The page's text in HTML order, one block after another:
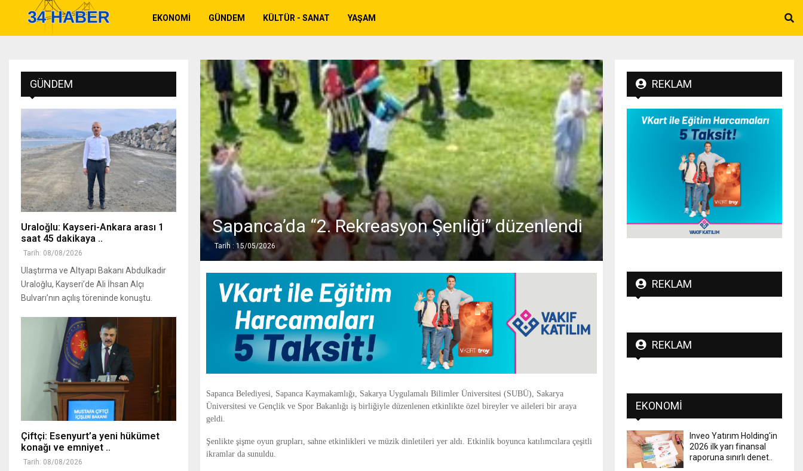
EKONOMI GÜNDEM KÜLTÜR - SANAT YAŞAM
Sapanca’da “2. Rekreasyon Şenliği” düzenlendi
Tarih : 15/05/2026
Sapanca Belediyesi, Sapanca Kaymakamlığı, Sakarya Uygulamalı Bilimler Üniversitesi (SUBÜ), Sakarya
Üniversitesi ve Gençlik ve Spor Bakanlığı iş birliğiyle düzenlenen etkinlikte özel bireyler ve aileleri bir araya
geldi.
Şenlikte şişme oyun grupları, sahne etkinlikleri ve müzik dinletileri yer aldı. Etkinlik boyunca katılımcılara çeşitli
ikramlar da sunuldu.
GÜNDEM
Uraloğlu: Kayseri-Ankara arası 1
saat 45 dakikaya ..
Tarih: 08/08/2026
Ulaştırma ve Altyapı Bakanı Abdulkadir
Uraloğlu, Kayseri’de Ali İhsan Alçı
Bulvarı’nın açılış töreninde konuştu.
Çiftçi: Esenyurt’a yeni hükümet
konağı ve emniyet ..
Tarih: 08/08/2026
REKLAM
REKLAM
REKLAM
EKONOMI
Inveo Yatırım Holding'in
2026 ilk yarı finansal
raporuna sınırlı denet..